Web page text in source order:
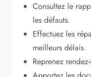
Consultez le
les défauts.
Effectuez les
meilleurs délais.
Reprenez